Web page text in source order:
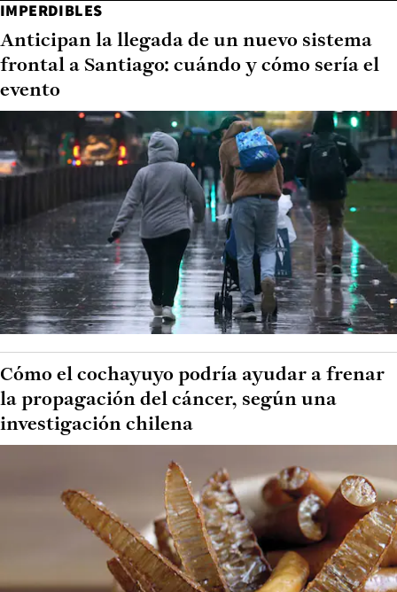
IMPERDIBLES
Anticipan la llegada de un nuevo sistema
frontal a Santiago: cuándo y cómo sería el
evento
Cómo el cochayuyo podría ayudar a frenar
la propagación del cáncer, según una
investigación chilena